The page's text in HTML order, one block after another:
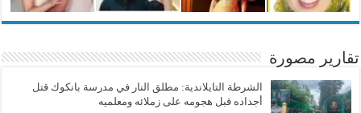
تقارير مصورة
الشرطة التايلاندية: مطلق النار في مدرسة بانكوك قتل
أجداده قبل هجومه على زملائه ومعلميه